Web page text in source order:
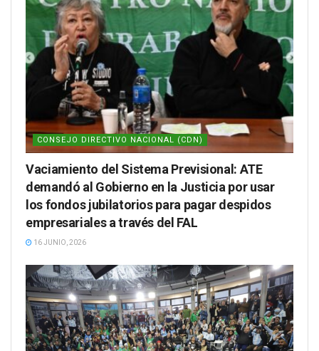
CONSEJO DIRECTIVO NACIONAL (CDN)
Vaciamiento del Sistema Previsional: ATE
demandó al Gobierno en la Justicia por usar
los fondos jubilatorios para pagar despidos
empresariales a través del FAL
16 JUNIO, 2026